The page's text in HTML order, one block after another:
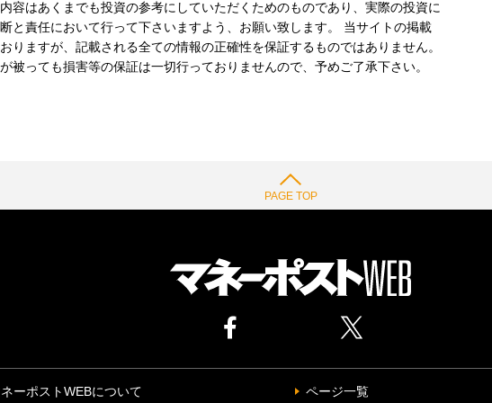
容はあくまでも投資の参考にしていただくためのものであり、実際の投資に
と責任において行って下さいますよう、お願い致します。 当サイトの掲載
りますが、記載される全ての情報の正確性を保証するものではありません。
被っても損害等の保証は一切行っておりませんので、予めご了承下さい。
PAGE TOP
ーポストWEBについて ページ一覧